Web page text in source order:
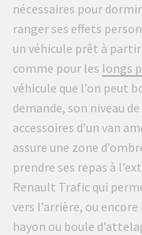
nécessaires pour
ranger ses effets
un véhicule prêt à partir
comme pour les longs
véhicule que l’on peut
demande, son niveau
accessoires d’un van
assure une zone
prendre ses repas à
Renault Trafic qui
vers l’arrière, ou
hayon ou boule